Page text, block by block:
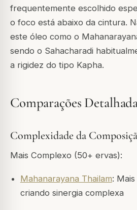
frequentemente escolhido
o foco está abaixo da cintura.
este óleo como o
sendo o Sahacharadi
a rigidez do tipo Kapha.
Comparações
Complexidade da
Mais Complexo (50+ ervas):
Mahanarayana Thailam:
criando sinergia complexa